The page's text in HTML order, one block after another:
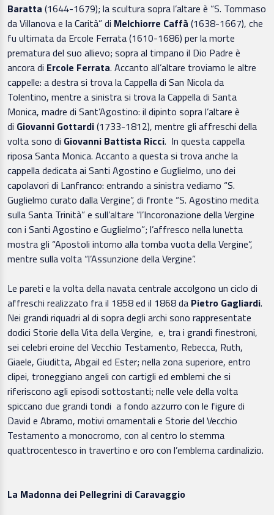
Baratta (1644-1679); la scultura sopra l’altare è “S. Tommaso
da Villanova e la Carità” di Melchiorre Caffà (1638-1667), che
fu ultimata da Ercole Ferrata (1610-1686) per la morte
prematura del suo allievo; sopra al timpano il Dio Padre è
ancora di Ercole Ferrata. Accanto all’altare troviamo le altre
cappelle: a destra si trova la Cappella di San Nicola da
Tolentino, mentre a sinistra si trova la Cappella di Santa
Monica, madre di Sant’Agostino: il dipinto sopra l’altare è
di Giovanni Gottardi(1733-1812), mentre gli affreschi della
volta sono di Giovanni Battista Ricci. In questa cappella
riposa Santa Monica. Accanto a questa si trova anche la
cappella dedicata ai Santi Agostino e Guglielmo, uno dei
capolavori di Lanfranco: entrando a sinistra vediamo “S.
Guglielmo curato dalla Vergine”, di fronte “S. Agostino medita
sulla Santa Trinità” e sull’altare “l’Incoronazione della Vergine
con i Santi Agostino e Guglielmo”; l’affresco nella lunetta
mostra gli “Apostoli intorno alla tomba vuota della Vergine”,
mentre sulla volta “l’Assunzione della Vergine”.
Le pareti e la volta della navata centrale accolgono un ciclo di
affreschi realizzato fra il 1858 ed il 1868 da Pietro Gagliardi.
Nei grandi riquadri al di sopra degli archi sono rappresentate
dodici Storie della Vita della Vergine, e, tra i grandi finestroni,
sei celebri eroine del Vecchio Testamento, Rebecca, Ruth,
Giaele, Giuditta, Abgail ed Ester; nella zona superiore, entro
clipei, troneggiano angeli con cartigli ed emblemi che si
riferiscono agli episodi sottostanti; nelle vele della volta
spiccano due grandi tondi a fondo azzurro con le figure di
David e Abramo, motivi ornamentali e Storie del Vecchio
Testamento a monocromo, con al centro lo stemma
quattrocentesco in travertino e oro con l’emblema cardinalizio.
La Madonna dei Pellegrini di Caravaggio